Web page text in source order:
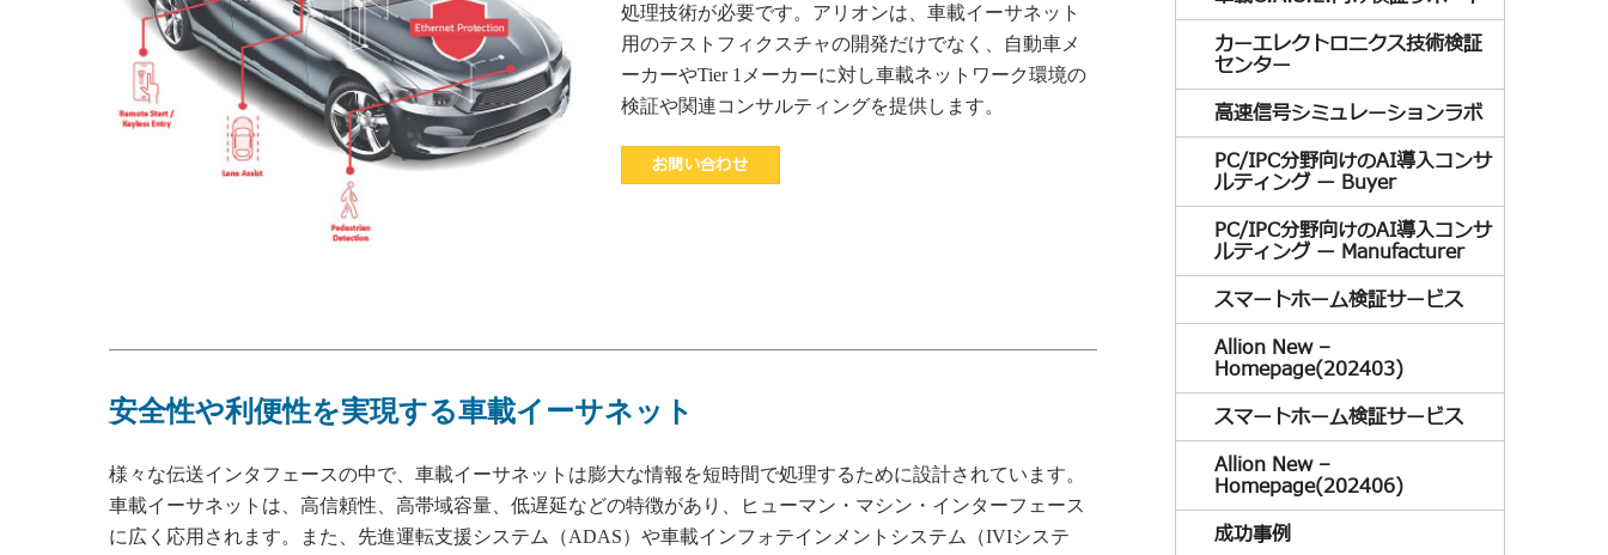
処理技術が必要です。アリオンは、車載イーサネット
用のテストフィクスチャの開発だけでなく、自動車メ
ーカーやTier 1メーカーに対し車載ネットワーク環境の
検証や関連コンサルティングを提供します。
お問い合わせ
安全性や利便性を実現する車載イーサネット
様々な伝送インタフェースの中で、車載イーサネットは膨大な情報を短時間で処理するために設計されています。
車載イーサネットは、高信頼性、高帯域容量、低遅延などの特徴があり、ヒューマン・マシン・インターフェース
に広く応用されます。また、先進運転支援システム（ADAS）や車載インフォテインメントシステム（IVIシステ
カーエレクトロニクス技術検証
センター
高速信号シミュレーションラボ
PC/IPC分野向けのAI導入コンサ
ルティング ー Buyer
PC/IPC分野向けのAI導入コンサ
ルティング ー Manufacturer
スマートホーム検証サービス
Allion New –
Homepage(202403)
スマートホーム検証サービス
Allion New –
Homepage(202406)
成功事例